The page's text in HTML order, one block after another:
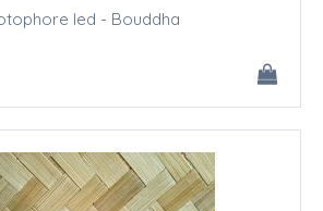
led - Bouddha